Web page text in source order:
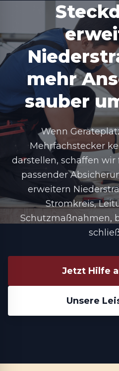
mehr
sauber
Wenn
Mehrfachstecker
darstellen, schaffen
passender
erweitern
Stromkreis,
Schutzmaßnahmen,
Jetzt Hilfe
Unsere